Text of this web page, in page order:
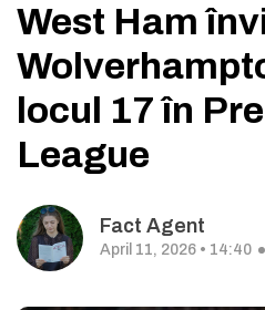
West Ham
locul 17 în
League
Fact Agent
April 11, 2026 • 14:40